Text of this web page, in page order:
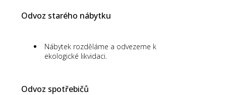
Odvoz starého nábytku
Nábytek rozděláme a odvezeme k
ekologické likvidaci.
Odvoz spotřebičů